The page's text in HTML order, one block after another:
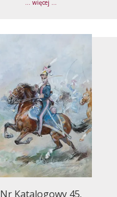
... więcej ...
Nr Katalogowy 45.